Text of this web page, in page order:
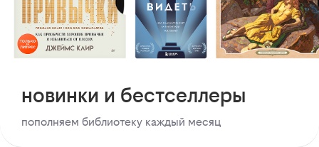
новинки и бестселлеры
пополняем библиотеку каждый месяц